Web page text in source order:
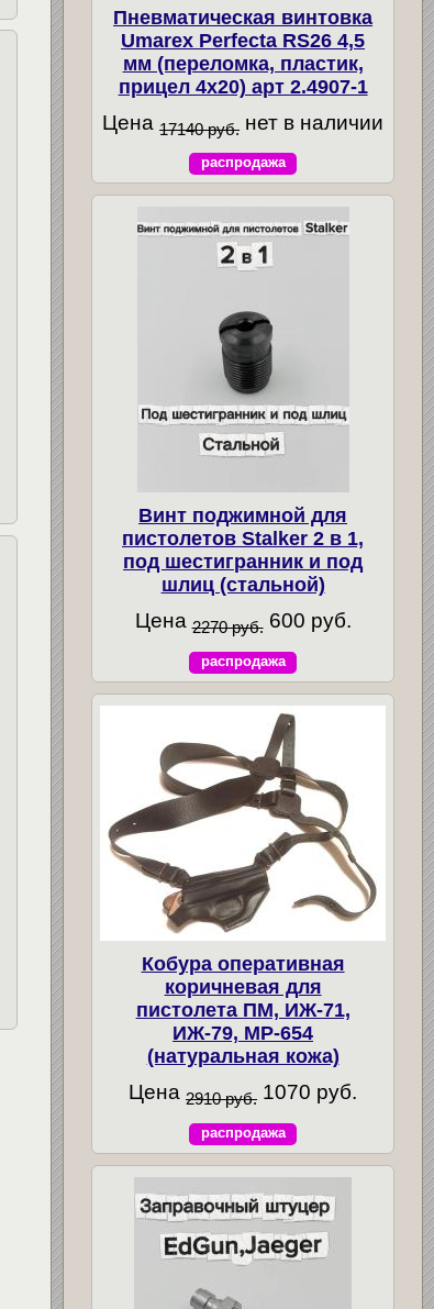
Пневматическая винтовка
Umarex Perfecta RS26 4,5
мм (переломка, пластик,
прицел 4x20) арт 2.4907-1
Цена 17140 руб. нет в наличии
распродажа
Винт поджимной для
пистолетов Stalker 2 в 1,
под шестигранник и под
шлиц (стальной)
Цена 2270 руб. 600 руб.
распродажа
Кобура оперативная
коричневая для
пистолета ПМ, ИЖ-71,
ИЖ-79, МР-654
(натуральная кожа)
Цена 2910 руб. 1070 руб.
распродажа